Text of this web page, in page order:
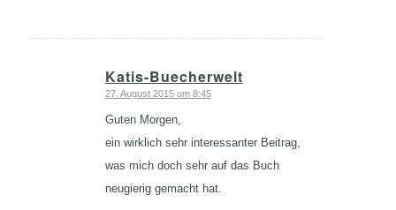
Katis-Buecherwelt
sagte:
27. August 2015 um 8:45
Guten Morgen,
ein wirklich sehr interessanter Beitrag,
was mich doch sehr auf das Buch
neugierig gemacht hat.